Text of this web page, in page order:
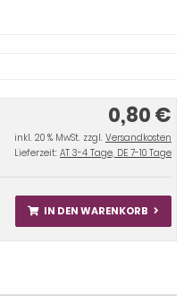
0,80 €
inkl. 20 % MwSt. zzgl. Versandkosten
Lieferzeit: AT 3-4 Tage, DE 7-10 Tage
IN DEN WARENKORB